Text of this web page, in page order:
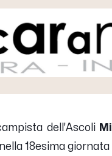
dell'Ascoli
18esima